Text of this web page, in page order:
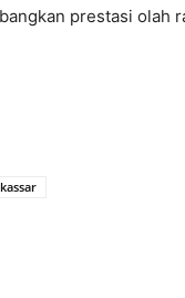
prestasi olah